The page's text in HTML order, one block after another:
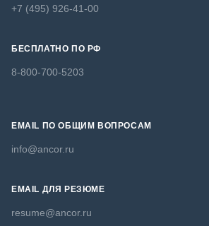
+7 (495) 926-41-00
БЕСПЛАТНО ПО РФ
8-800-700-5203
EMAIL ПО ОБЩИМ ВОПРОСАМ
info@ancor.ru
EMAIL ДЛЯ РЕЗЮМЕ
resume@ancor.ru